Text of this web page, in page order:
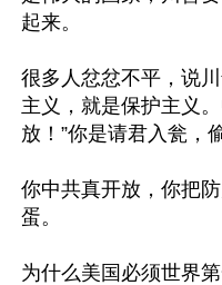
起来。
很多人忿忿不平，说
主义，就是保护主义
放！”你是请君入瓮，
你中共真开放，你把
蛋。
为什么美国必须世界